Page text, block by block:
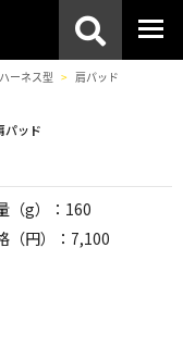
ーネス型
肩パッド
パッド
（g）：160
（円）：7,100